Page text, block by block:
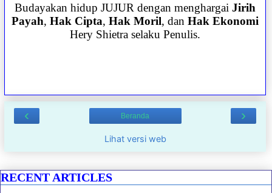
Budayakan hidup JUJUR dengan menghargaiJirih
Payah,Hak Cipta,Hak Moril, danHak Ekonomi
Hery Shietra selaku Penulis.
‹ ›
Beranda
Lihat versi web
RECENT ARTICLES